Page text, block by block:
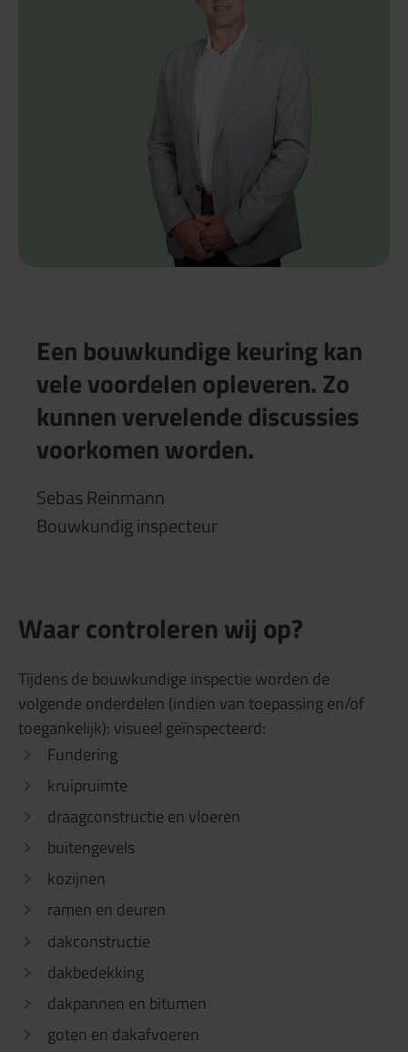
Een bouwkundige keuring kan
vele voordelen opleveren. Zo
kunnen vervelende discussies
voorkomen worden.
Sebas Reinmann
Bouwkundig inspecteur
Waar controleren wij op?
Tijdens de bouwkundige inspectie worden de
volgende onderdelen (indien van toepassing en/of
toegankelijk): visueel geïnspecteerd:
Fundering
kruipruimte
draagconstructie en vloeren
buitengevels
kozijnen
ramen en deuren
dakconstructie
dakbedekking
dakpannen en bitumen
goten en dakafvoeren